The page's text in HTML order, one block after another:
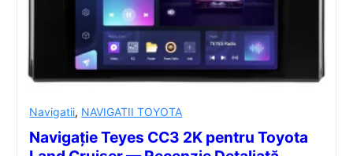
Navigatii, NAVIGATII TOYOTA
Navigație Teyes CC3 2K pentru Toyota